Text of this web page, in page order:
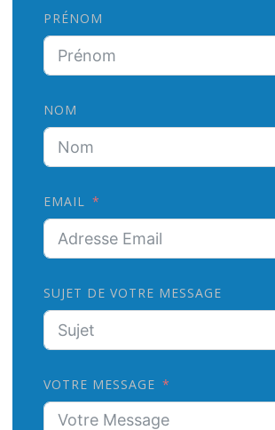
PRÉNOM
NOM
EMAIL
SUJET DE VOTRE MESSAGE
VOTRE MESSAGE